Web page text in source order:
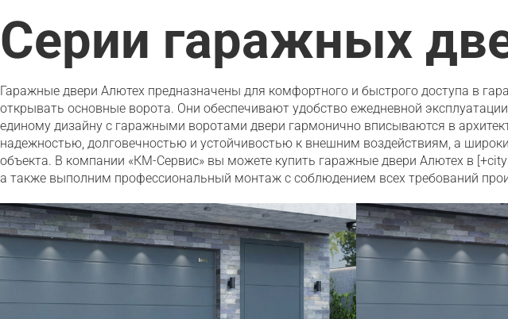
Серии гаражных
Гаражные двери Алютех предназначены для комфортного и быстрого доступа в
открывать основные ворота. Они обеспечивают удобство ежедневной
единому дизайну с гаражными воротами двери гармонично вписываются в
надежностью, долговечностью и устойчивостью к внешним воздействиям, а
объекта. В компании «КМ-Сервис» вы можете купить гаражные двери Алютех в
а также выполним профессиональный монтаж с соблюдением всех требований